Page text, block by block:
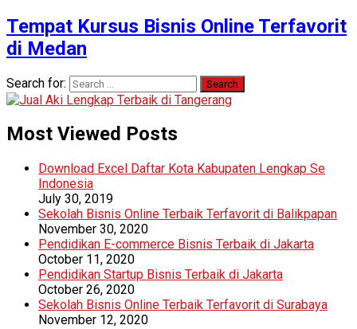
Tempat Kursus Bisnis Online Terfavorit
di Medan
Search for:
Most Viewed Posts
Download Excel Daftar Kota Kabupaten Lengkap Se
Indonesia
July 30, 2019
Sekolah Bisnis Online Terbaik Terfavorit di Balikpapan
November 30, 2020
Pendidikan E-commerce Bisnis Terbaik di Jakarta
October 11, 2020
Pendidikan Startup Bisnis Terbaik di Jakarta
October 26, 2020
Sekolah Bisnis Online Terbaik Terfavorit di Surabaya
November 12, 2020